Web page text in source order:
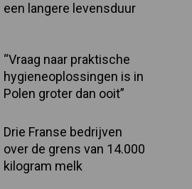
een langere levensduur
“Vraag naar praktische
hygieneoplossingen is in
Polen groter dan ooit”
Drie Franse bedrijven
over de grens van 14.000
kilogram melk